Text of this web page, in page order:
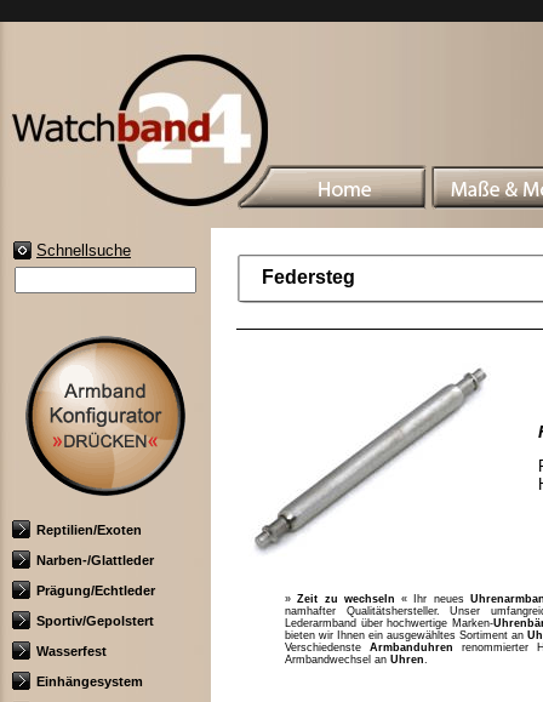
Schnellsuche
Reptilien/Exoten
Narben-/Glattleder
Prägung/Echtleder
Sportiv/Gepolstert
Wasserfest
Einhängesystem
Federsteg
»Zeit zu wechseln « Ihr neues
namhafter Qualitätshersteller. Unser
Lederarmband über hochwertige Marken-
bieten wir Ihnen ein ausgewähltes Sortiment an
Verschiedenste Armbanduhren renommierter
Armbandwechsel an Uhren.